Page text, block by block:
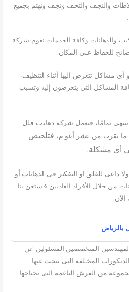
والنجف والتحف ونجف ونهتم بجميع
والدهانات وكافة الخدمات تقوم شركة
للحفاظ على المكان.
مشاكل تتعرض اليها أثناء التنظيف،
المشاكل التى يتعرضون إليه وتسبب
تمامًا، فتعمل شركة دهانات فلل
ما يقرب من عشر أعوام، فتلخيص
أى مشكلة.
داعى للقلق او التفكير فى الدهانات أو
من خلال الأفراد العاديين فاستعن بنا
المتخصصين المسئولين عن
المختلفة التى تبحث عنها .
من الفرش الناعمة التى تحتاجها